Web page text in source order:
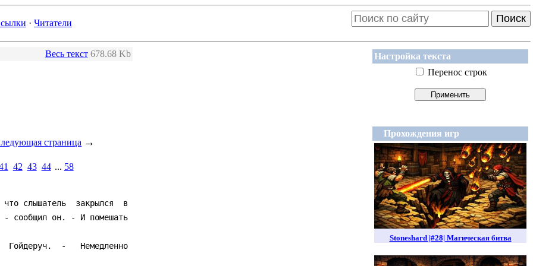
· Читатели Поиск
Настройка текста
Перенос строк
Прохождения игр
Stoneshard |#28| Магическая битва
Весь текст 678.68 Kb
страница →
42 43 44 ... 58